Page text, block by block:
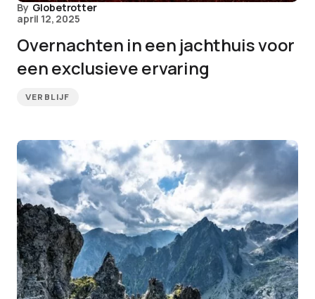
By Globetrotter
april 12, 2025
Overnachten in een jachthuis voor
een exclusieve ervaring
VERBLIJF